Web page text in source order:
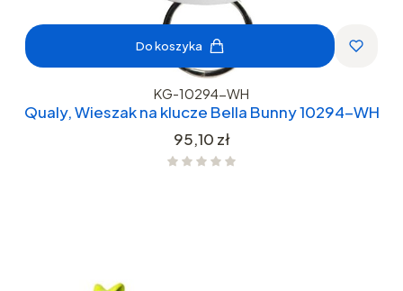
Do koszyka
KG-10294-WH
Qualy, Wieszak na klucze Bella Bunny 10294-WH
Cena
95,10 zł